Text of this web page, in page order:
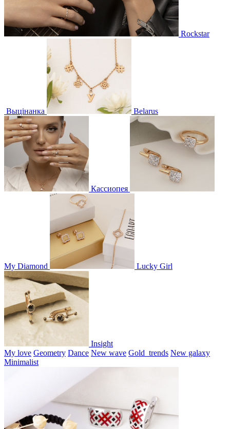
Rockstar
Выцінанка Belarus
Кассиопея
My Diamond Lucky Girl
Insight
My love Geometry Dance New wave Gold_trends New galaxy
Minimalist